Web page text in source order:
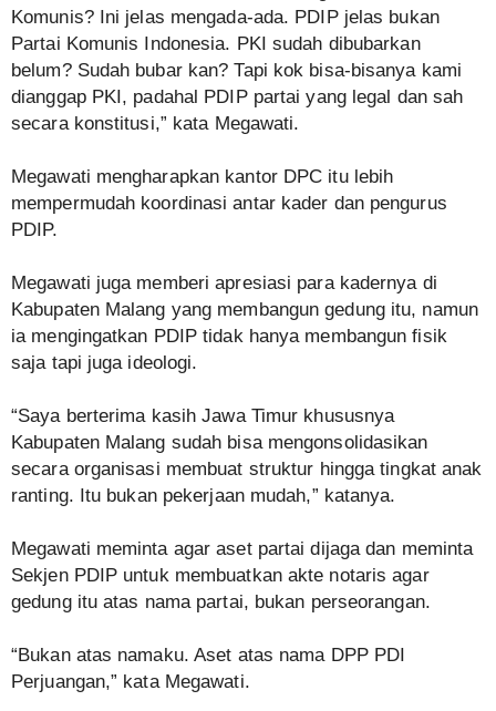
Komunis? Ini jelas mengada-ada. PDIP jelas bukan
Partai Komunis Indonesia. PKI sudah dibubarkan
belum? Sudah bubar kan? Tapi kok bisa-bisanya kami
dianggap PKI, padahal PDIP partai yang legal dan sah
secara konstitusi,” kata Megawati.
Megawati mengharapkan kantor DPC itu lebih
mempermudah koordinasi antar kader dan pengurus
PDIP.
Megawati juga memberi apresiasi para kadernya di
Kabupaten Malang yang membangun gedung itu, namun
ia mengingatkan PDIP tidak hanya membangun fisik
saja tapi juga ideologi.
“Saya berterima kasih Jawa Timur khususnya
Kabupaten Malang sudah bisa mengonsolidasikan
secara organisasi membuat struktur hingga tingkat anak
ranting. Itu bukan pekerjaan mudah,” katanya.
Megawati meminta agar aset partai dijaga dan meminta
Sekjen PDIP untuk membuatkan akte notaris agar
gedung itu atas nama partai, bukan perseorangan.
“Bukan atas namaku. Aset atas nama DPP PDI
Perjuangan,” kata Megawati.